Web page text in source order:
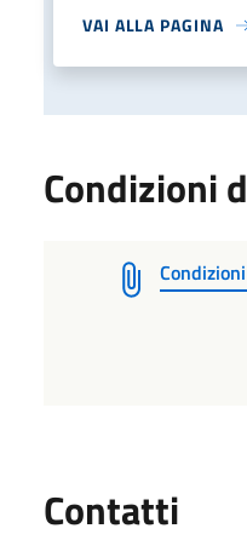
VAI ALLA PAGINA
Condizioni
Contatti